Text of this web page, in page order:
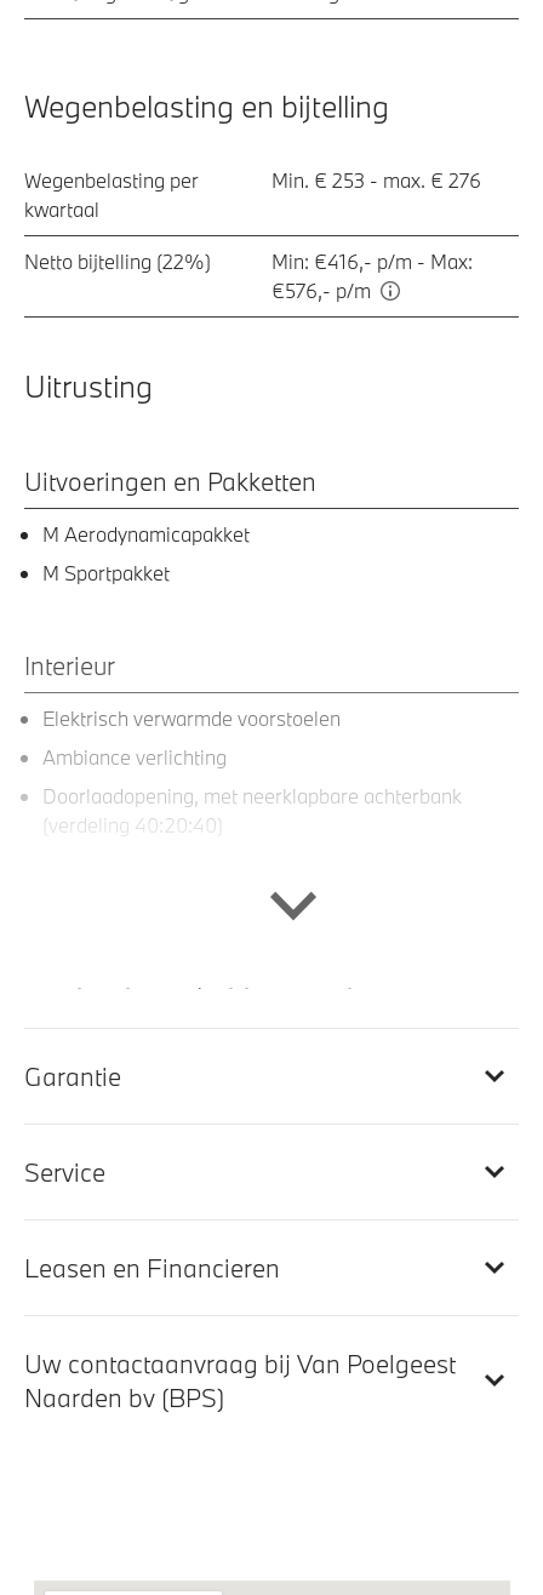
Wegenbelasting en bijtelling
Wegenbelasting per
kwartaal
Min. € 253 - max. € 276
Netto bijtelling (22%)
Min: €416,- p/m - Max:
€576,- p/m
Uitrusting
Uitvoeringen en Pakketten
M Aerodynamicapakket
M Sportpakket
Interieur
Elektrisch verwarmde voorstoelen
Ambiance verlichting
Doorlaadopening, met neerklapbare achterbank
(verdeling 40:20:40)
M Hemelbekleding in Anthrazit
bovenbeensteun en elektrisch in breedte verstelbare
Apple Carplay/Android Auto
Exterieur
Trekhaak met elektrisch wegklapbare kogel
Klimaatbeheersing
Garantie
Service
Leasen en Financieren
Uw contactaanvraag bij Van Poelgeest
Naarden bv (BPS)